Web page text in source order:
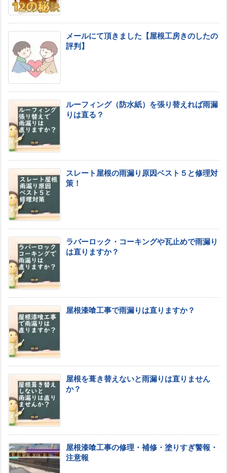
メールにて頂きました【屋根工房きのしたの
評判】
ルーフィング（防水紙）を張り替えれば雨漏
りは直る？
スレート屋根の雨漏り原因ベスト５と修理対
策！
ラバーロック・コーキングや瓦止めで雨漏り
は直りますか？
屋根漆喰工事で雨漏りは直りますか？
屋根を葺き替えないと雨漏りは直りません
か？
屋根漆喰工事の修理・補修・塗りすぎ警報・
注意報